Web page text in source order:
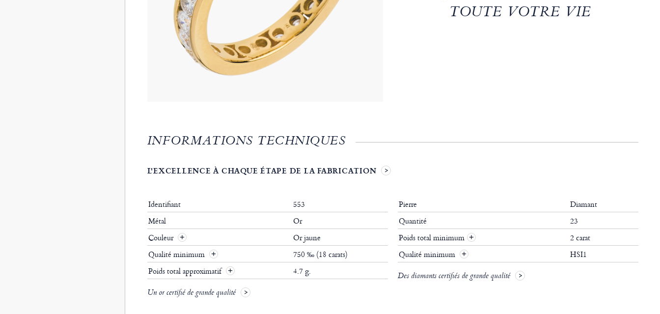
TOUTE VOTRE VIE
INFORMATIONS TECHNIQUES
L'EXCELLENCE À CHAQUE ÉTAPE DE LA FABRICATION
Identifiant
553
Métal
Or
Couleur
Or jaune
Qualité minimum
750 ‰ (18 carats)
Poids total approximatif
4.7 g.
Un or certifié de grande qualité
Pierre
Diamant
Quantité
23
Poids total minimum +
2 carat
Qualité minimum
+ HSI1
Des diamants certifiés de grande qualité